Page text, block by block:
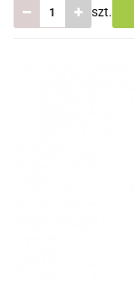
szt.